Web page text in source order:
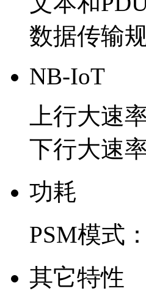
数据传输
NB-IoT
上行大速
下行大速
功耗
PSM模式
其它特性